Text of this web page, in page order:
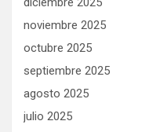
noviembre 2025
octubre 2025
septiembre 2025
agosto 2025
julio 2025